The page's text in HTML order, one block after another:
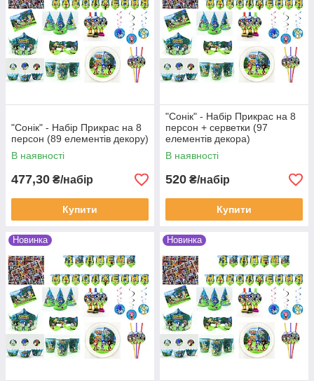
"Сонік" - Набір Прикрас на 8
персон (89 елементів декору)
В наявності
477,30 ₴/набір
Купити
"Сонік" - Набір Прикрас на 8
персон + серветки (97
елементів декора)
В наявності
520 ₴/набір
Купити
Новинка Новинка